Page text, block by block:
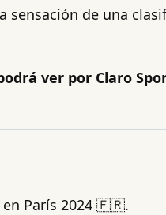
de una
ver por Claro
en París 2024 🇫🇷.